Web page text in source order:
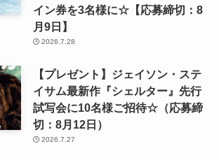
イン券を3名様に☆【応募締切：8
月9日】
2026.7.28
【プレゼント】ジェイソン・ステ
イサム最新作『シェルター』先行
試写会に10名様ご招待☆（応募締
切：8月12日）
2026.7.27